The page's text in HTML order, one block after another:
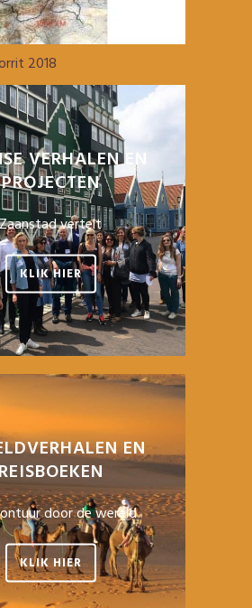
2018
VERHALEN EN
PROJECTEN
Zaanstad vertelt
KLIK HIER
EN
REISBOEKEN
door de wereld
KLIK HIER